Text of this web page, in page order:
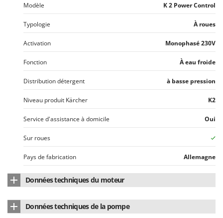
Modèle K 2 Power Control
Typologie À roues
Activation Monophasé 230V
Fonction À eau froide
Distribution détergent à basse pression
Niveau produit Kärcher K2
Service d'assistance à domicile Oui
Sur roues
Pays de fabrication Allemagne
Données techniques du moteur
Moteur à brosses
Données techniques de la pompe